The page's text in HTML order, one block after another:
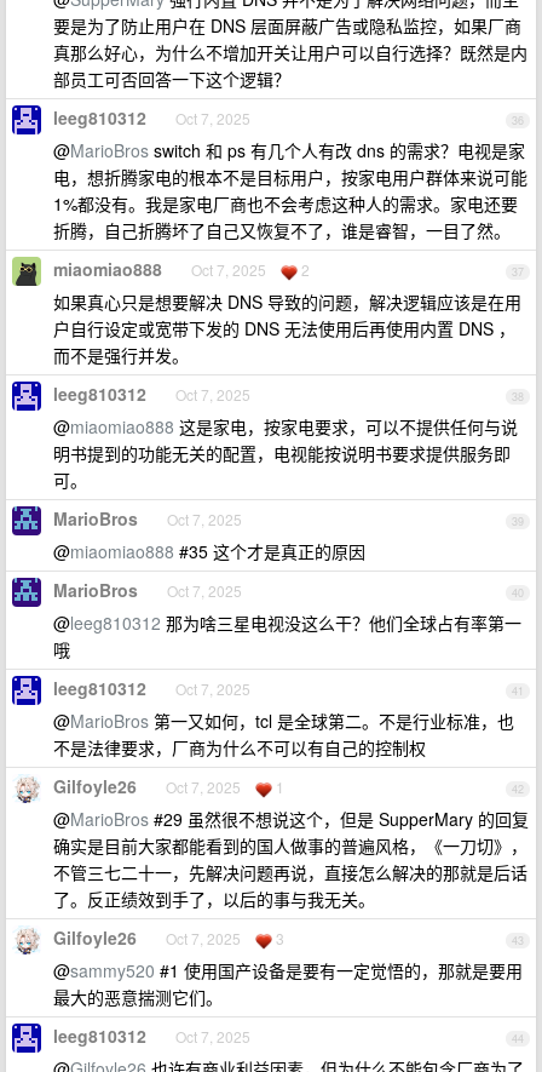
要是为了防止用户在 DNS 层面屏蔽广告或隐私监控，如果厂商
真那么好心，为什么不增加开关让用户可以自行选择？既然是内
部员工可否回答一下这个逻辑？
36
leeg810312 Oct 7, 2025
@MarioBros switch 和 ps 有几个人有改 dns 的需求？电视是家
电，想折腾家电的根本不是目标用户，按家电用户群体来说可能
1%都没有。我是家电厂商也不会考虑这种人的需求。家电还要
折腾，自己折腾坏了自己又恢复不了，谁是睿智，一目了然。
37
miaomiao888 Oct 7, 2025 2
如果真心只是想要解决 DNS 导致的问题，解决逻辑应该是在用
户自行设定或宽带下发的 DNS 无法使用后再使用内置 DNS ，
而不是强行并发。
38
leeg810312 Oct 7, 2025
@miaomiao888 这是家电，按家电要求，可以不提供任何与说
明书提到的功能无关的配置，电视能按说明书要求提供服务即
可。
39
MarioBros Oct 7, 2025
@miaomiao888 #35 这个才是真正的原因
40
MarioBros Oct 7, 2025
@leeg810312 那为啥三星电视没这么干？他们全球占有率第一
哦
41
leeg810312 Oct 7, 2025
@MarioBros 第一又如何，tcl 是全球第二。不是行业标准，也
不是法律要求，厂商为什么不可以有自己的控制权
42
Gilfoyle26 Oct 7, 2025 1
@MarioBros #29 虽然很不想说这个，但是 SupperMary 的回复
确实是目前大家都能看到的国人做事的普遍风格，《一刀切》，
不管三七二十一，先解决问题再说，直接怎么解决的那就是后话
了。反正绩效到手了，以后的事与我无关。
43
Gilfoyle26 Oct 7, 2025 3
@sammy520 #1 使用国产设备是要有一定觉悟的，那就是要用
最大的恶意揣测它们。
44
leeg810312 Oct 7, 2025